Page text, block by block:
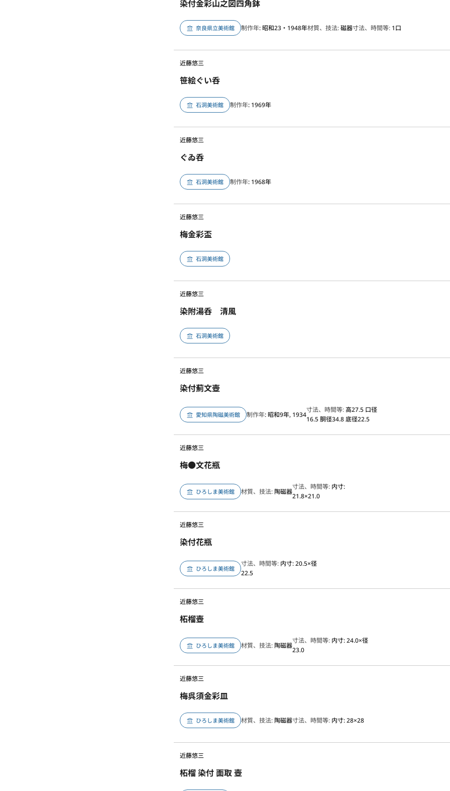
染付金彩山之図四角鉢
奈良県立美術館 制作年: 昭和23・1948年材質、技法:磁器寸法、時間等: 1口
笹絵ぐい呑
近藤悠三
石洞美術館 制作年: 1969年
ぐゐ呑
近藤悠三
石洞美術館 制作年: 1968年
梅金彩盃
近藤悠三
石洞美術館
染附湯呑 清風
近藤悠三
石洞美術館
染付薊文壺
近藤悠三
愛知県陶磁美術館 制作年: 昭和9年, 1934
寸法、時間等:高27.5 口径
16.5 胴径34.8 底径22.5
梅●文花瓶
近藤悠三
ひろしま美術館 材質、技法: 陶磁器
寸法、時間等: 内寸:
21.8×21.0
染付花瓶
近藤悠三
ひろしま美術館
寸法、時間等: 内寸: 20.5×径
22.5
柘榴壺
近藤悠三
ひろしま美術館 材質、技法: 陶磁器
寸法、時間等: 内寸: 24.0×径
23.0
梅呉須金彩皿
近藤悠三
ひろしま美術館 材質、技法: 陶磁器寸法、時間等: 内寸: 28×28
柘榴 染付 面取 壺
近藤悠三